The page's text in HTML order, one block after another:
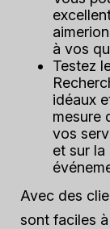
à vos
Testez
idéaux
mesure
vos
et sur la
Avec des
sont faciles